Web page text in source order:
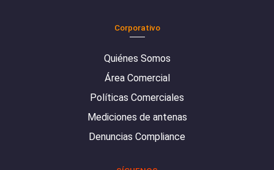
Corporativo
Quiénes Somos
Área Comercial
Políticas Comerciales
Mediciones de antenas
Denuncias Compliance